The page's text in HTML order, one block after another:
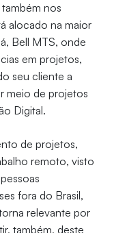
nos
alocado na maior
Bell MTS, onde
em projetos,
seu cliente a
meio de projetos
Digital.
de projetos,
remoto, visto
fora do Brasil,
relevante por
também, deste